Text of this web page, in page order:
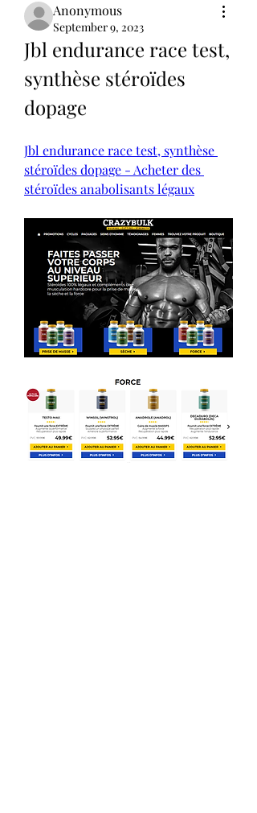
Anonymous
September 9, 2023
Jbl endurance race test,
synthèse stéroïdes
dopage
Jbl endurance race test, synthèse
stéroïdes dopage - Acheter des
stéroïdes anabolisants légaux